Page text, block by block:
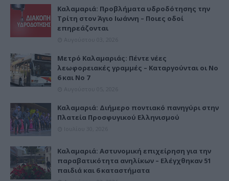
Καλαμαριά: Προβλήματα υδροδότησης την
Τρίτη στον Άγιο Ιωάννη – Ποιες οδοί
επηρεάζονται
Μετρό Καλαμαριάς: Πέντε νέες
λεωφορειακές γραμμές – Καταργούνται οι Νο
6 και Νο 7
Καλαμαριά: Διήμερο ποντιακό πανηγύρι στην
Πλατεία Προσφυγικού Ελληνισμού
Καλαμαριά: Αστυνομική επιχείρηση για την
παραβατικότητα ανηλίκων – Ελέγχθηκαν 51
παιδιά και 6 καταστήματα